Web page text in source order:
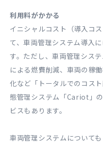
利用料がかかる
イニシャルコスト（導入コ
て、車両管理システム導入
す。ただし、車両管理シス
による燃費削減、車両の稼
化など「トータルでのコス
態管理システム「Cariot」
ビスもあります。
車両管理システムについて